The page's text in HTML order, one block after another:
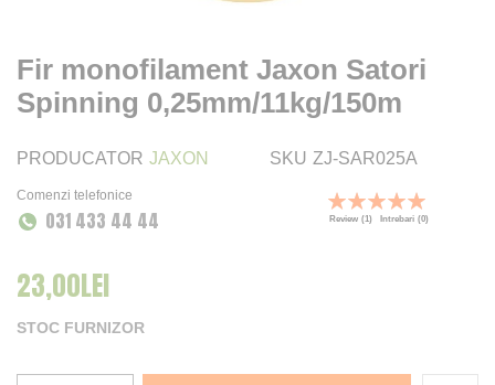
Fir monofilament Jaxon Satori
Spinning 0,25mm/11kg/150m
PRODUCATOR JAXON SKU ZJ-SAR025A
Comenzi telefonice
031 433 44 44
Rating:
100
% of100
Review (1) Intrebari (0)
23,00LEI
STOC FURNIZOR